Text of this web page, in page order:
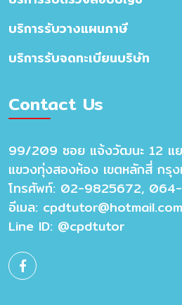
บริการรับวางแผนภาษี
บริการรับจดทะเบียนบริษัท
Contact Us
99/209 ซอย แจ้งวัฒนะ 12
แขวงทุ่งสองห้อง เขตหลักสี่ กรุ
โทรศัพท์: 02-9825672,
อีเมล: cpdtutor@hotmail.com
Line ID: @cpdtutor